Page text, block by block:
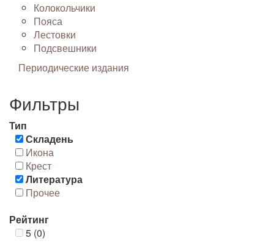
Колокольчики
Пояса
Лестовки
Подсвешники
Периодические издания
Фильтры
Тип
Складень
Икона
Крест
Литература
Прочее
Рейтинг
5 (0)